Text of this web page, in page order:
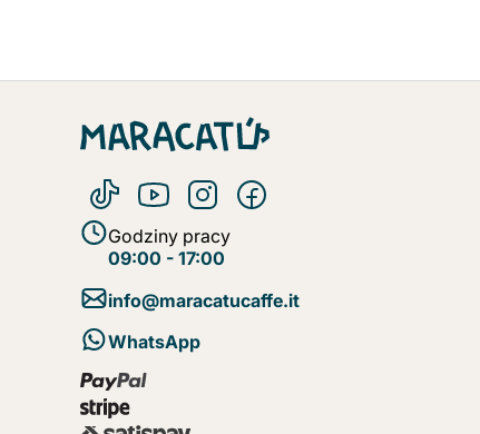
Godziny pracy
09:00 - 17:00
info@maracatucaffe.it
WhatsApp